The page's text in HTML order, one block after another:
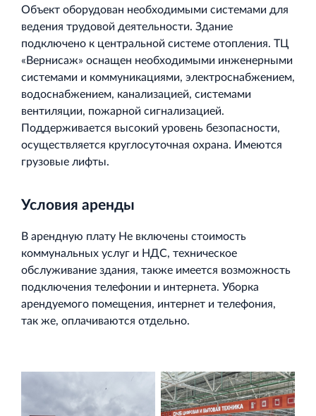
Объект оборудован необходимыми системами для
ведения трудовой деятельности. Здание
подключено к центральной системе отопления. ТЦ
«Вернисаж» оснащен необходимыми инженерными
системами и коммуникациями, электроснабжением,
водоснабжением, канализацией, системами
вентиляции, пожарной сигнализацией.
Поддерживается высокий уровень безопасности,
осуществляется круглосуточная охрана. Имеются
грузовые лифты.
Условия аренды
В арендную плату Не включены стоимость
коммунальных услуг и НДС, техническое
обслуживание здания, также имеется возможность
подключения телефонии и интернета. Уборка
арендуемого помещения, интернет и телефония,
так же, оплачиваются отдельно.